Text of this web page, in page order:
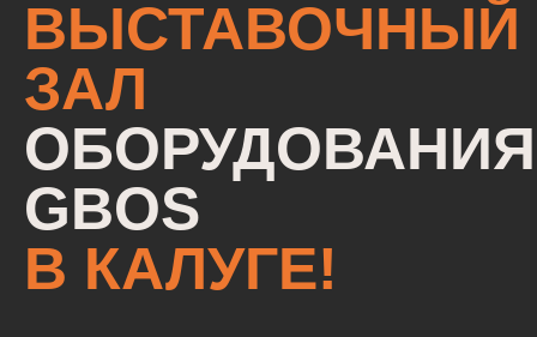
ВЫСТАВОЧНЫЙ
ЗАЛ
ОБОРУДОВАНИЯ
GBOS
В КАЛУГЕ!